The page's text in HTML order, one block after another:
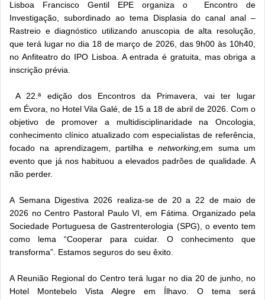
Lisboa Francisco Gentil EPE organiza o Encontro de
Investigação, subordinado ao tema Displasia do canal anal –
Rastreio e diagnóstico utilizando anuscopia de alta resolução,
que terá lugar no dia 18 de março de 2026, das 9h00 às 10h40,
no Anfiteatro do IPO Lisboa. A entrada é gratuita, mas obriga a
inscrição prévia.
A 22.ª edição dos Encontros da Primavera, vai ter lugar
em Évora, no Hotel Vila Galé, de 15 a 18 de abril de 2026. Com o
objetivo de promover a multidisciplinaridade na Oncologia,
conhecimento clínico atualizado com especialistas de referência,
focado na aprendizagem, partilha enetworking,em suma um
evento que já nos habituou a elevados padrões de qualidade. A
não perder.
A Semana Digestiva 2026 realiza-se de 20 a 22 de maio de
2026 no Centro Pastoral Paulo VI, em Fátima. Organizado pela
Sociedade Portuguesa de Gastrenterologia (SPG), o evento tem
como lema “Cooperar para cuidar. O conhecimento que
transforma”. Estamos seguros do seu êxito.
A Reunião Regional do Centro terá lugar no dia 20 de junho, no
Hotel Montebelo Vista Alegre em Ílhavo. O tema será